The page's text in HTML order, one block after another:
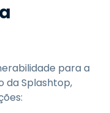
para a
da Splashtop,